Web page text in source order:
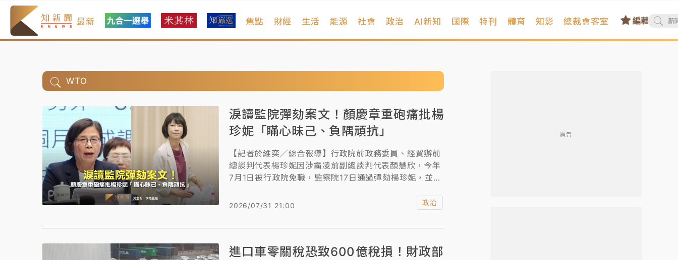
最新 焦點 財經 生活 能源 社會 政治 AI新知 國際 特刊 體育 知影 總裁會客室
WTO
淚讀監院彈劾案文！顏慶章重砲痛批楊
珍妮「瞞心昧己、負隅頑抗」
【記者於維奕／綜合報導】行政院前政務委員、經貿辦前
總談判代表楊珍妮因涉霸凌前副總談判代表顏慧欣，今年
7月1日被行政院免職，監察院17日通過彈劾楊珍妮，並移
WTO大使顏慶章今（31）日再發表聲明，除感謝監委還
「瞞心昧己、負隅頑抗」。
2026/07/31 21:00 政治
進口車零關稅恐致600億稅損！財政部
廣告